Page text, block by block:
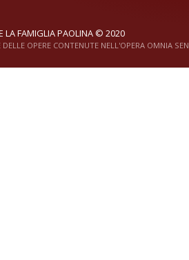
LA FAMIGLIA PAOLINA © 2020
OPERE CONTENUTE NELL'OPERA OMNIA